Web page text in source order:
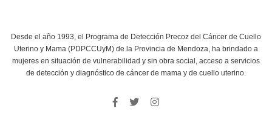
Desde el año 1993, el Programa de Detección Precoz del Cáncer de Cuello
Uterino y Mama (PDPCCUyM) de la Provincia de Mendoza, ha brindado a
mujeres en situación de vulnerabilidad y sin obra social, acceso a servicios
de detección y diagnóstico de cáncer de mama y de cuello uterino.